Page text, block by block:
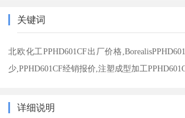
关键词
北欧化工PPHD601CF出厂价格
少,PPHD601CF经销报价,注塑成型加工
详细说明